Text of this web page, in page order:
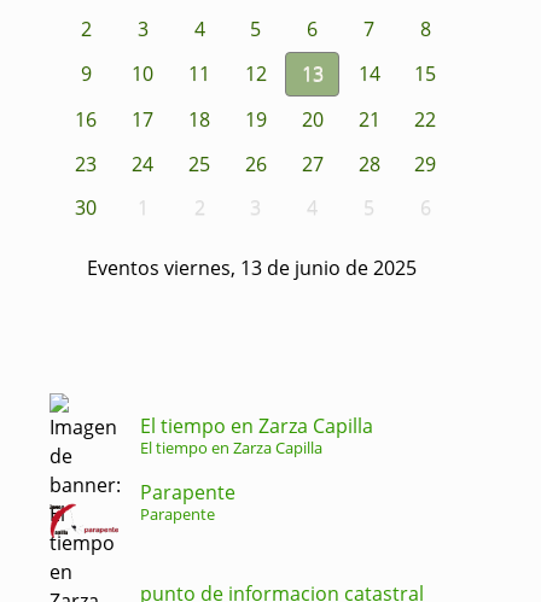
2
3 4 5 6 7
8
9
10 11 12 13 14
15
16
17 18 19 20 21
22
23
24 25 26 27 28
29
30
1 2 3 4 5 6
Eventos viernes, 13 de junio de 2025
El tiempo en Zarza Capilla
El tiempo en Zarza Capilla
Parapente
Parapente
punto de informacion catastral